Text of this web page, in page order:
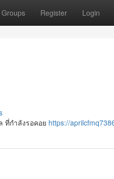
Groups Register Login
ที่กำลังรอคอย https://